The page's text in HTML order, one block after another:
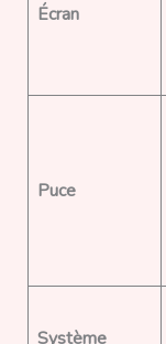
Écran
Puce
Système